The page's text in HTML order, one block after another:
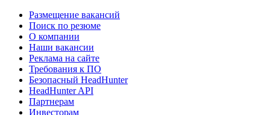
Размещение вакансий
Поиск по резюме
О компании
Наши вакансии
Реклама на сайте
Требования к ПО
Безопасный HeadHunter
HeadHunter API
Партнерам
Инвесторам